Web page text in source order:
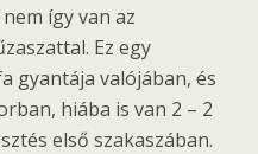
így van az
Ez egy
gyantája valójában, és
hiába is van 2 – 2
első szakaszában.